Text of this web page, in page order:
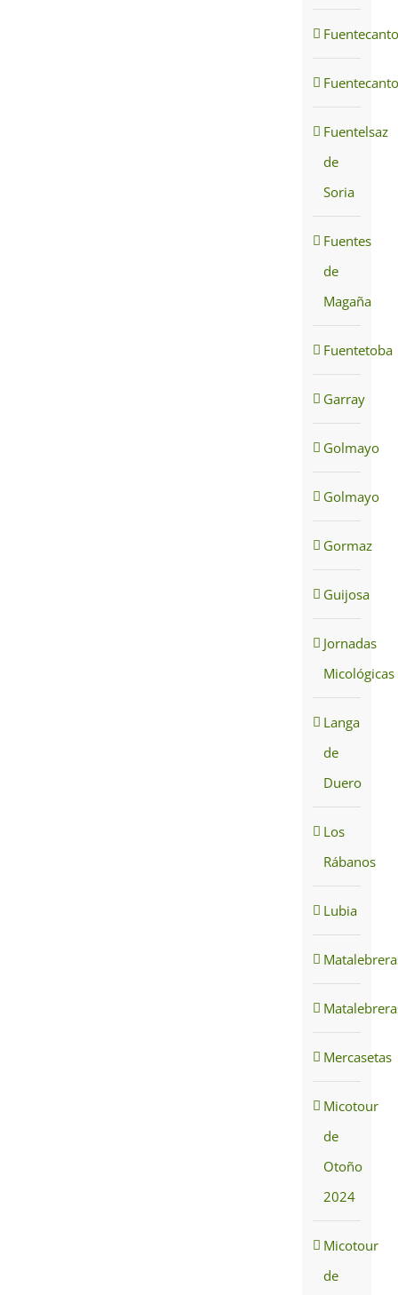
Fuentelsaz
de
Soria
Fuentes
de
Magaña
Fuentetoba
Garray
Golmayo
Golmayo
Gormaz
Guijosa
Jornadas
Micológicas
Langa
de
Duero
Los
Rábanos
Lubia
Mercasetas
Micotour
de
Otoño
2024
Micotour
de